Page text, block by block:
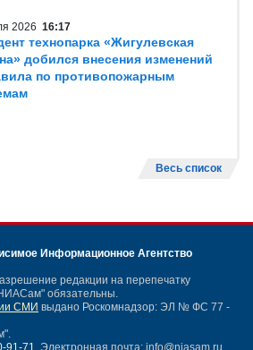
2026 16:17
технопарка «Жигулевская
добился внесения изменений
по противопожарным
Весь список
Информационное Агентство
редакции на перепечатку
обязательны.
СМИ выдано Роскомнадзор: ЭЛ № ФС 77 -
91-71. Электронная почта: info@niasam.ru